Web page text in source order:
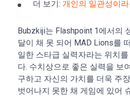
더 보기: 개인의 일관성이
Bubzkiji는 Flashpoint 1에서의
달이 채 못 되어 MAD Lions를
일한 스타급 실력자라는 위치
다. 수치상으로 좋은 실력을 보
구하고 자신의 가치를 더욱 주
벗어나지 못한 채 게임에 있어